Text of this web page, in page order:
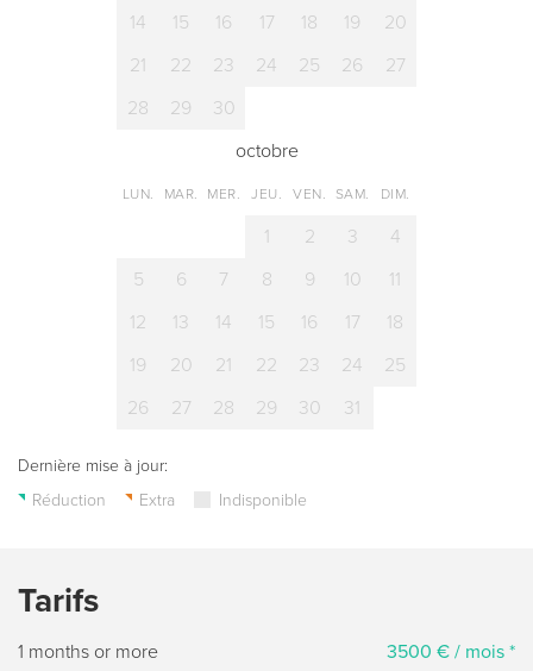
14
15 16 17 18 19
20
21
22 23 24 25 26
27
28
29
30
octobre
LUN. MAR. MER. JEU. VEN. SAM. DIM.
1 2 3
4
5
6 7 8 9 10
11
12
13 14 15 16 17
18
19
20 21 22 23 24
25
26
27 28 29 30 31
Dernière mise à jour:
Réduction
Extra Indisponible
Tarifs
1 months or more 3500 € / mois *